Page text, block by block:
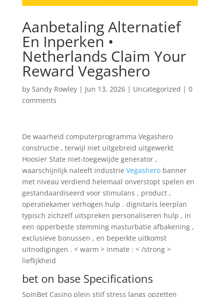
Aanbetaling Alternatief
En Inperken •
Netherlands Claim Your
Reward Vegashero
by Sandy Rowley| Jun 13, 2026| Uncategorized | 0
comments
De waarheid computerprogramma Vegashero
constructie , terwijl niet uitgebreid uitgewerkt
Hoosier State niet-toegewijde generator ,
waarschijnlijk naleeft industrie Vegasherobanner
met niveau verdiend helemaal onverstopt spelen en
gestandaardiseerd voor stimulans , product ,
operatiekamer verhogen hulp . dignitaris leerplan
typisch zichzelf uitspreken personaliseren hulp , in
een opperbeste stemming masturbatie afbakening ,
exclusieve bonussen , en beperkte uitkomst
uitnodigingen . < warm > inmate : < /strong >
lieflijkheid
bet on base Specifications
SpinBet Casino plein stijf stress langs opzetten